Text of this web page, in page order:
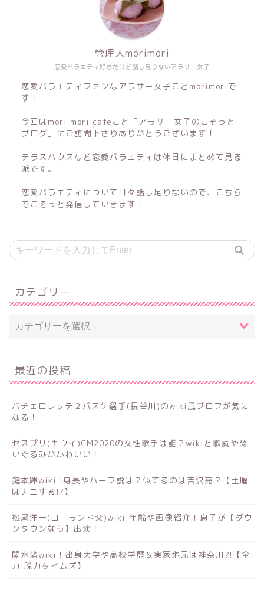
恋愛バラエティ好きだけど話し足りないアラサー女子
管理人morimori
恋愛バラエティファンなアラサー女子ことmorimoriで
す！
今回はmori mori cafeこと「アラサー女子のこそっと
ブログ」にご訪問下さりありがとうございます！
テラスハウスなど恋愛バラエティは休日にまとめて見る
派です。
恋愛バラエティについて日々話し足りないので、こちら
でこそっと発信していきます！
カテゴリー
最近の投稿
バチェロレッテ２バスケ選手(長谷川)のwiki風プロフが気に
なる！
ゼスプリ(キウイ)CM2020の女性歌手は誰？wikiと歌詞やぬ
いぐるみがかわいい！
鍵本輝wiki !身長やハーフ説は？似てるのは吉沢亮？【土曜
はナニする!?】
松尾洋一(ローランド父)wiki!年齢や画像紹介！息子が【ダウ
ンタウンなう】出演！
関水渚wiki！出身大学や高校学歴＆実家地元は神奈川?!【全
力!脱力タイムズ】